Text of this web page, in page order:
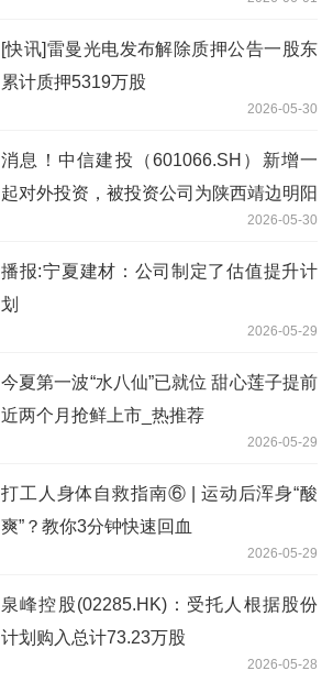
[快讯]雷曼光电发布解除质押公告一股东
累计质押5319万股
2026-05-30
消息！中信建投（601066.SH）新增一
起对外投资，被投资公司为陕西靖边明阳
2026-05-30
播报:宁夏建材：公司制定了估值提升计
划
2026-05-29
今夏第一波“水八仙”已就位 甜心莲子提前
近两个月抢鲜上市_热推荐
2026-05-29
打工人身体自救指南⑥ | 运动后浑身“酸
爽”？教你3分钟快速回血
2026-05-29
泉峰控股(02285.HK)：受托人根据股份
计划购入总计73.23万股
2026-05-28